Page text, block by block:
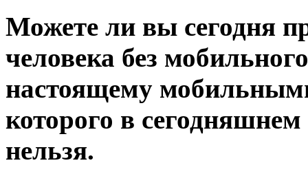
Можете ли вы сегодня
человека без
настоящему
которого в
нельзя.